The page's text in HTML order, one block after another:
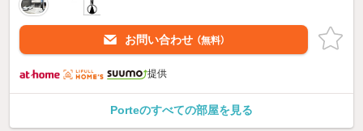
お問い合わせ （無料）
提供
Porteのすべての部屋を見る